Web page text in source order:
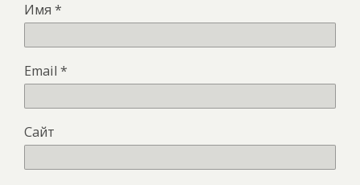
Имя *
Email *
Сайт